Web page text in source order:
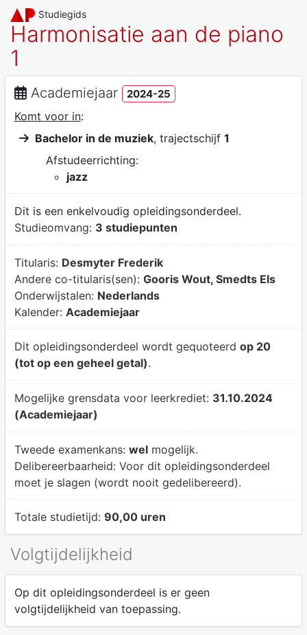
Studiegids
Harmonisatie aan de piano
1
Academiejaar 2024-25
Komt voor in:
Bachelor in de muziek, trajectschijf 1
Afstudeerrichting:
jazz
Dit is een enkelvoudig opleidingsonderdeel.
Studieomvang: 3 studiepunten
Titularis: Desmyter Frederik
Andere co-titularis(sen): Gooris Wout, Smedts Els
Onderwijstalen: Nederlands
Kalender: Academiejaar
Dit opleidingsonderdeel wordt gequoteerd op 20
(tot op een geheel getal).
Mogelijke grensdata voor leerkrediet: 31.10.2024
(Academiejaar)
Tweede examenkans: welmogelijk.
Delibereerbaarheid: Voor dit opleidingsonderdeel
moet je slagen (wordt nooit gedelibereerd).
Totale studietijd: 90,00 uren
Volgtijdelijkheid
Op dit opleidingsonderdeel is er geen
volgtijdelijkheid van toepassing.